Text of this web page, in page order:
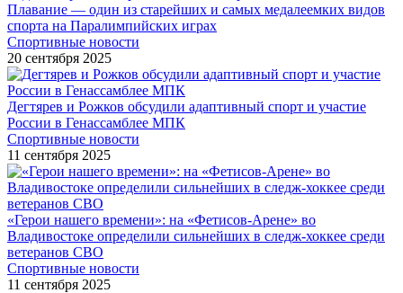
Плавание — один из старейших и самых медалеемких видов
спорта на Паралимпийских играх
Спортивные новости
20 сентября 2025
Дегтярев и Рожков обсудили адаптивный спорт и участие
России в Генассамблее МПК
Спортивные новости
11 сентября 2025
«Герои нашего времени»: на «Фетисов-Арене» во
Владивостоке определили сильнейших в следж-хоккее среди
ветеранов СВО
Спортивные новости
11 сентября 2025